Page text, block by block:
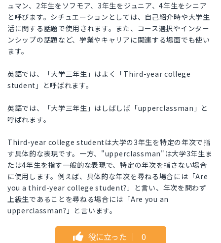
ュマン、2年生をソフモア、3年生をジュニア、4年生をシニア
と呼びます。シチュエーションとしては、自己紹介時や大学生
活に関する話題で使用されます。また、コース選択やインター
ンシップの話題など、学業やキャリアに関連する場面でも使い
ます。
英語では、「大学三年生」はよく「Third-year college
student」と呼ばれます。
英語では、「大学三年生」はしばしば「upperclassman」と
呼ばれます。
Third-year college studentは大学の3年生を特定の年次で指
す具体的な表現です。一方、"upperclassman"は大学3年生ま
たは4年生を指す一般的な表現で、特定の年次を指さない場合
に使用します。例えば、具体的な年次を尋ねる場合には「Are
you a third-year college student?」と言い、年次を問わず
上級生であることを尋ねる場合には「Are you an
upperclassman?」と言います。
役に立った ｜ 0